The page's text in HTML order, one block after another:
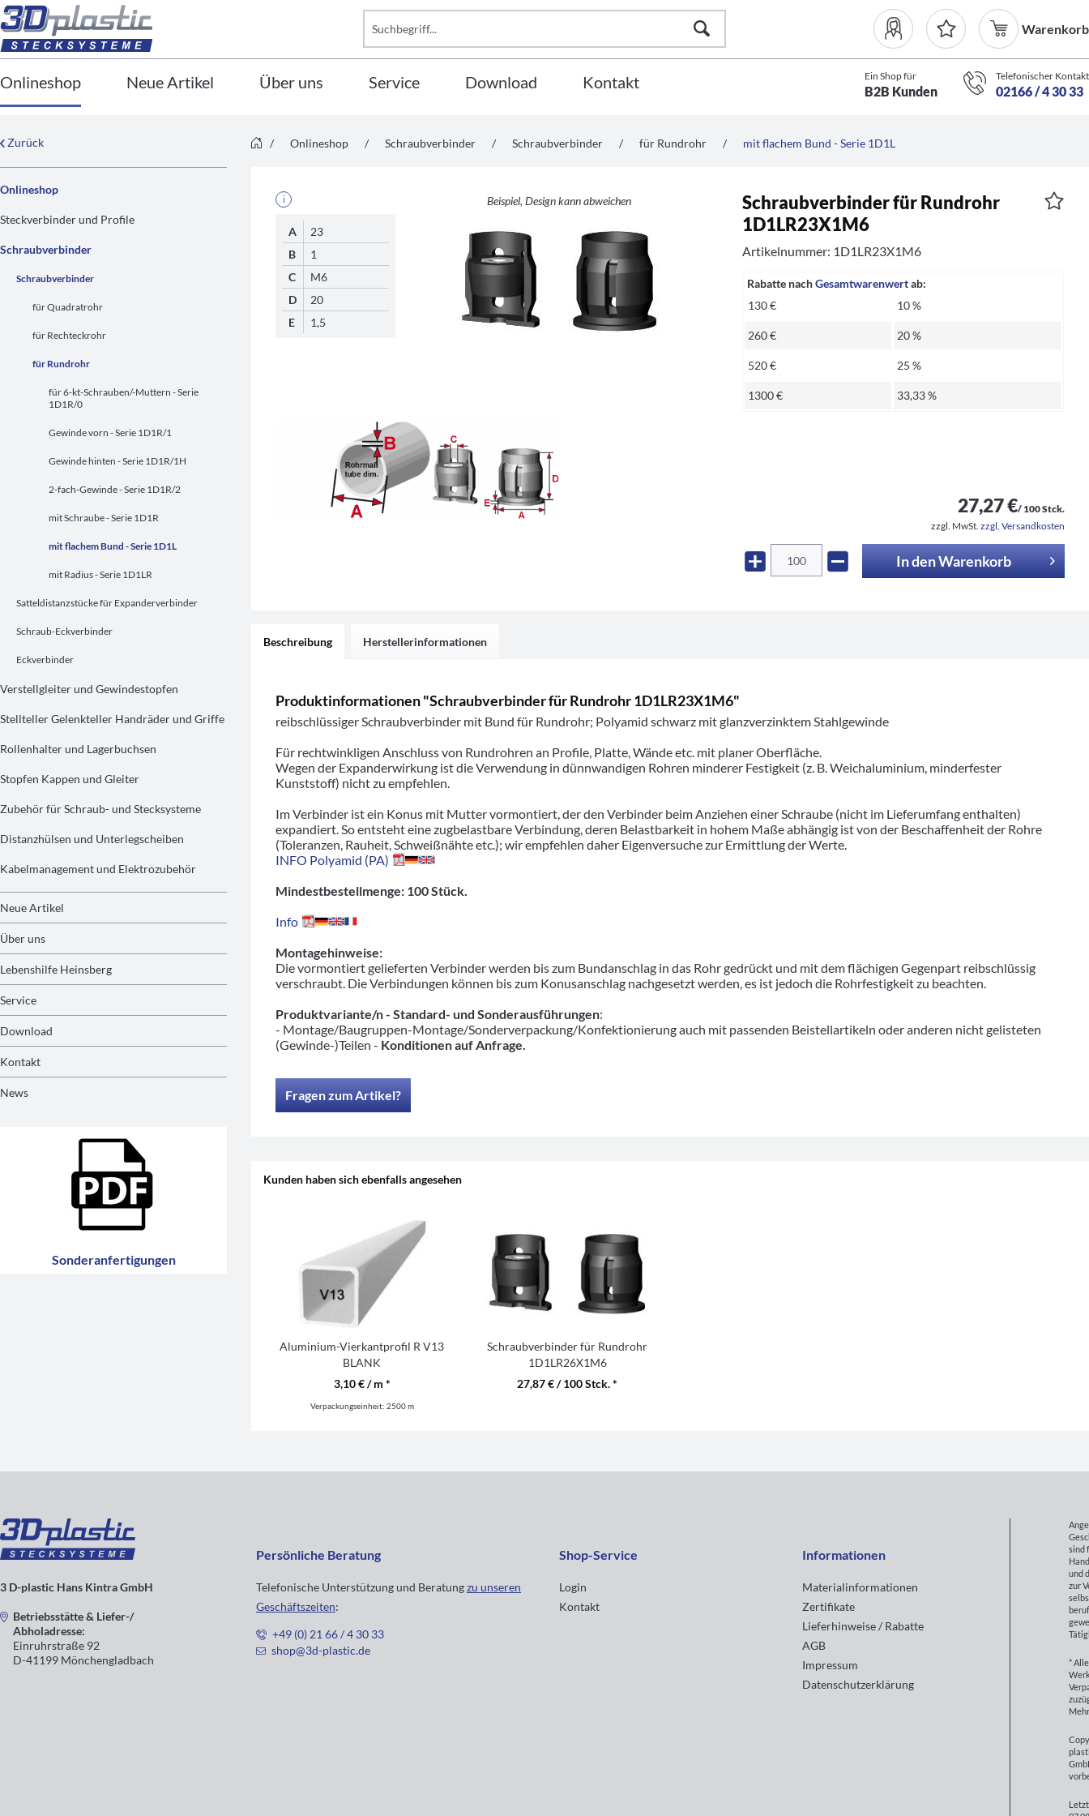
Warenkorb
Onlineshop Neue Artikel Über uns Service Download Kontakt Ein Shop für
B2B Kunden
Telefonischer Kontakt
02166 / 4 30 33
Zurück / Onlineshop / Schraubverbinder / Schraubverbinder / für Rundrohr / mit flachem Bund - Serie 1D1L
Onlineshop
Steckverbinder und Profile
Schraubverbinder
Schraubverbinder
für Quadratrohr
für Rechteckrohr
für Rundrohr
für 6-kt-Schrauben/-Muttern - Serie
1D1R/0
Gewinde vorn - Serie 1D1R/1
Gewinde hinten - Serie 1D1R/1H
2-fach-Gewinde - Serie 1D1R/2
mit Schraube - Serie 1D1R
mit flachem Bund - Serie 1D1L
mit Radius - Serie 1D1LR
Satteldistanzstücke für Expanderverbinder
Schraub-Eckverbinder
Eckverbinder
Verstellgleiter und Gewindestopfen
Stellteller Gelenkteller Handräder und Griffe
Rollenhalter und Lagerbuchsen
Stopfen Kappen und Gleiter
Zubehör für Schraub- und Stecksysteme
Distanzhülsen und Unterlegscheiben
Kabelmanagement und Elektrozubehör
Neue Artikel
Über uns
Lebenshilfe Heinsberg
Service
Download
Kontakt
News
Sonderanfertigungen
i
A
23
B
1
C
M6
D
20
E
1,5
Beispiel, Design kann abweichen
Schraubverbinder für Rundrohr
1D1LR23X1M6
Artikelnummer: 1D1LR23X1M6
Rabatte nachGesamtwarenwertab:
130 €
10 %
260 € 20 %
520 € 25 %
1300 € 33,33 %
27,27 €/ 100 Stck.
zzgl. MwSt. zzgl. Versandkosten
In denWarenkorb
Beschreibung Herstellerinformationen
Produktinformationen "Schraubverbinder für Rundrohr 1D1LR23X1M6"
reibschlüssiger Schraubverbinder mit Bund für Rundrohr; Polyamid schwarz mit glanzverzinktem Stahlgewinde
Für rechtwinkligen Anschluss von Rundrohren an Profile, Platte, Wände etc. mit planer Oberfläche.
Wegen der Expanderwirkung ist die Verwendung in dünnwandigen Rohren minderer Festigkeit (z. B. Weichaluminium, minderfester
Kunststoff) nicht zu empfehlen.
Im Verbinder ist ein Konus mit Mutter vormontiert, der den Verbinder beim Anziehen einer Schraube (nicht im Lieferumfang enthalten)
expandiert. So entsteht eine zugbelastbare Verbindung, deren Belastbarkeit in hohem Maße abhängig ist von der Beschaffenheit der Rohre
(Toleranzen, Rauheit, Schweißnähte etc.); wir empfehlen daher Eigenversuche zur Ermittlung der Werte.
INFO Polyamid (PA)
Mindestbestellmenge: 100 Stück.
Info
Montagehinweise:
Die vormontiert gelieferten Verbinder werden bis zum Bundanschlag in das Rohr gedrückt und mit dem flächigen Gegenpart reibschlüssig
verschraubt. Die Verbindungen können bis zum Konusanschlag nachgesetzt werden, es ist jedoch die Rohrfestigkeit zu beachten.
Produktvariante/n - Standard- und Sonderausführungen:
- Montage/Baugruppen-Montage/Sonderverpackung/Konfektionierung auch mit passenden Beistellartikeln oder anderen nicht gelisteten
(Gewinde-)Teilen - Konditionen auf Anfrage.
Fragen zum Artikel?
Kunden haben sich ebenfalls angesehen
Aluminium-Vierkantprofil R V13
BLANK
3,10 € / m *
Verpackungseinheit: 2500 m
Schraubverbinder für Rundrohr
1D1LR26X1M6
27,87 € / 100 Stck. *
3 D-plastic Hans Kintra GmbH
Betriebsstätte & Liefer-/
Abholadresse:
Einruhrstraße 92
D-41199 Mönchengladbach
Persönliche Beratung
Telefonische Unterstützung und Beratungzu unseren
Geschäftszeiten:
+49 (0) 21 66 / 4 30 33
shop@3d-plastic.de
Shop-Service
Login
Kontakt
Informationen
Materialinformationen
Zertifikate
Lieferhinweise / Rabatte
AGB
Impressum
Datenschutzerklärung
sind
und
zur
*